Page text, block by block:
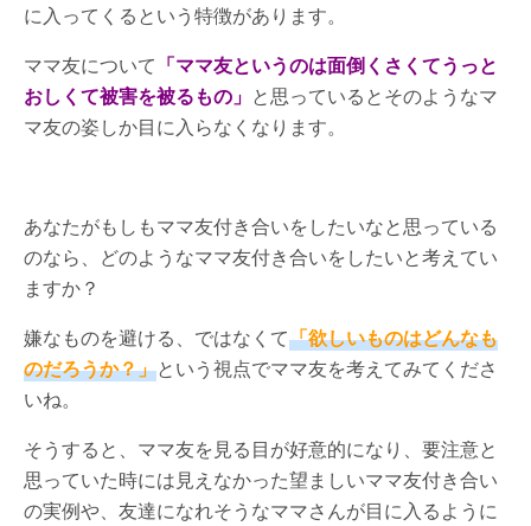
に入ってくるという特徴があります。
ママ友について 「ママ友というのは面倒くさくてうっと
おしくて被害を被るもの」 と思っているとそのようなマ
マ友の姿しか目に入らなくなります。
あなたがもしもママ友付き合いをしたいなと思っている
のなら、どのようなママ友付き合いをしたいと考えてい
ますか？
嫌なものを避ける、ではなくて「欲しいものはどんなも
のだろうか？」という視点でママ友を考えてみてくださ
いね。
そうすると、ママ友を見る目が好意的になり、要注意と
思っていた時には見えなかった望ましいママ友付き合い
の実例や、友達になれそうなママさんが目に入るように